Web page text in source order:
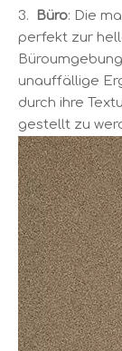
3. Büro: Die
perfekt zur
unauffällige
durch ihre
gestellt zu